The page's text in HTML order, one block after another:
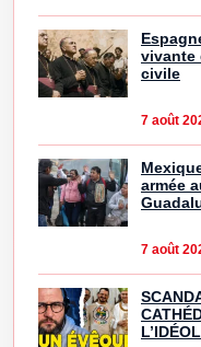
vivante
civile
7 août
armée
7 août